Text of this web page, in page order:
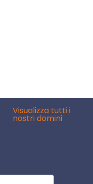
Visualizza tutti i
nostri domini